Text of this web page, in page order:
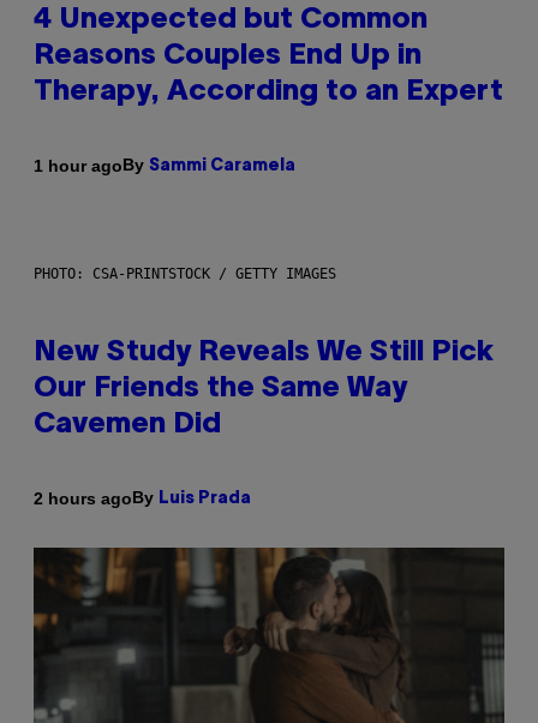
4 Unexpected but Common
Reasons Couples End Up in
Therapy, According to an Expert
1 hour agoBy Sammi Caramela
PHOTO: CSA-PRINTSTOCK / GETTY IMAGES
New Study Reveals We Still Pick
Our Friends the Same Way
Cavemen Did
2 hours agoBy Luis Prada